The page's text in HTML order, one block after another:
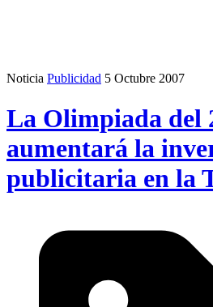
Noticia Publicidad 5 Octubre 2007
La Olimpiada del
aumentará la
publicitaria en la